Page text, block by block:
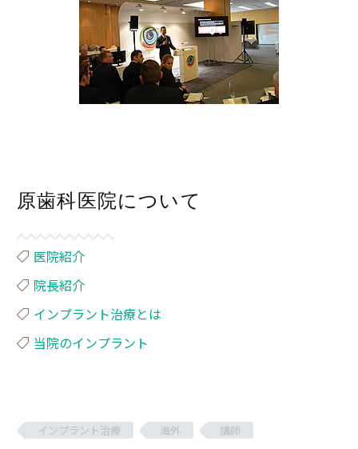
原歯科医院について
医院紹介
院長紹介
インプラント治療とは
当院のインプラント
インプラント治療 海外 講師